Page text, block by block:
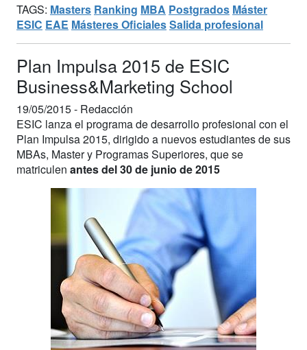
TAGS: Masters Ranking MBA Postgrados Máster
ESIC EAE Másteres OficialesSalida profesional
Plan Impulsa 2015 de ESIC
Business&Marketing School
19/05/2015 - Redacción
ESIC lanza el programa de desarrollo profesional con el
Plan Impulsa 2015, dirigido a nuevos estudiantes de sus
MBAs, Master y Programas Superiores, que se
matriculen antes del 30 de junio de 2015